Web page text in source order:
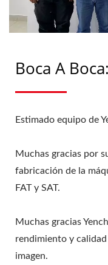
Boca A
Estimado equipo de
Muchas gracias por
fabricación de la
FAT y SAT.
Muchas gracias
rendimiento y
imagen.